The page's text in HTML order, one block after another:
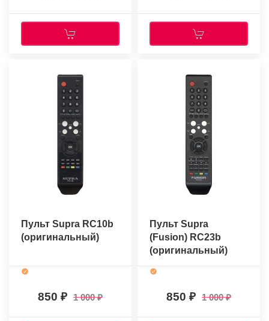
Пульт Supra RC10b
(оригинальный)
850 1 000
Пульт Supra
(Fusion) RC23b
(оригинальный)
850 1 000